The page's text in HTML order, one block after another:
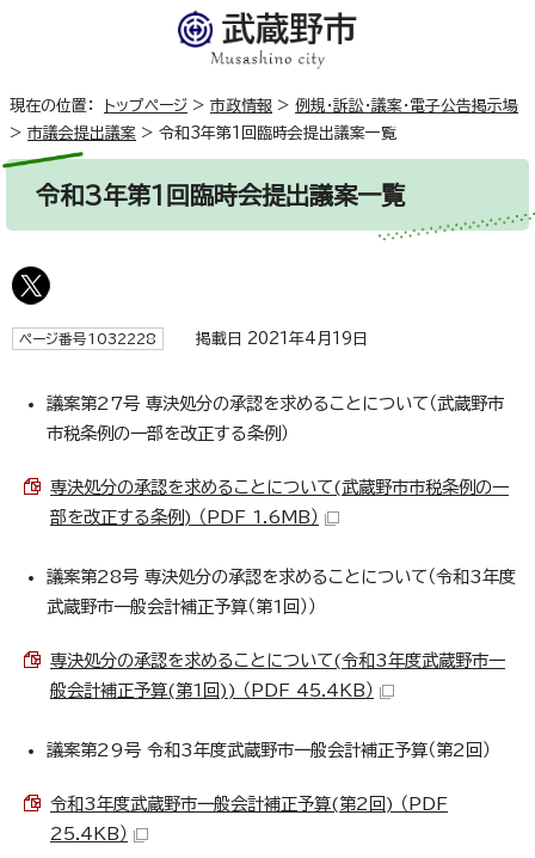
現在の位置： トップページ > 市政情報 > 例規・訴訟・議案・電子公告掲示場
> 市議会提出議案 > 令和3年第1回臨時会提出議案一覧
令和3年第1回臨時会提出議案一覧
ページ番号1032228 掲載日 2021年4月19日
議案第27号 専決処分の承認を求めることについて（武蔵野市
市税条例の一部を改正する条例）
専決処分の承認を求めることについて(武蔵野市市税条例の一
部を改正する条例) （PDF 1.6MB）
議案第28号 専決処分の承認を求めることについて（令和3年度
武蔵野市一般会計補正予算（第1回））
専決処分の承認を求めることについて(令和3年度武蔵野市一
般会計補正予算(第1回)) （PDF 45.4KB）
議案第29号 令和3年度武蔵野市一般会計補正予算（第2回）
令和3年度武蔵野市一般会計補正予算(第2回) （PDF
25.4KB）